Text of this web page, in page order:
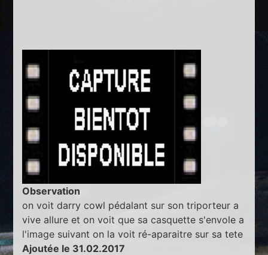
Observation
on voit darry cowl pédalant sur son triporteur a
vive allure et on voit que sa casquette s'envole a
l'image suivant on la voit ré-aparaitre sur sa tete
Ajoutée le 31.02.2017